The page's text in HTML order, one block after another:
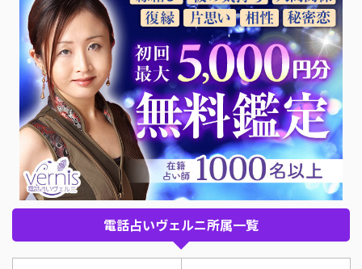
電話占いヴェルニ所属一覧